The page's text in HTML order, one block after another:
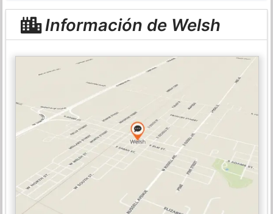
Información de Welsh